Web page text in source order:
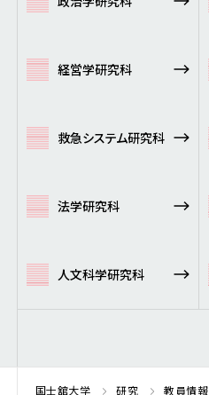
経営学研究科
救急システム研究科
法学研究科
人文科学研究科
国士舘大学 研究 教員情報